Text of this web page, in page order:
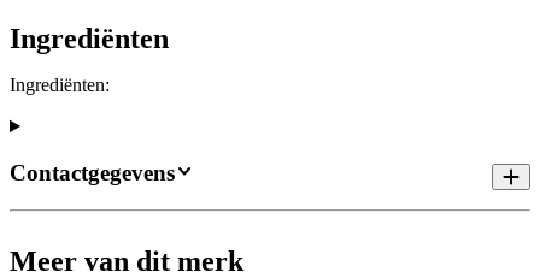
Ingrediënten
Ingrediënten:
Contactgegevens
Meer van dit merk